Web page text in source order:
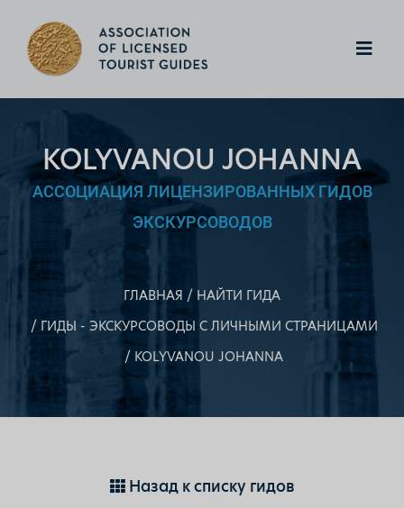
KOLYVANOU JOHANNA
АССОЦИАЦИЯ ЛИЦЕНЗИРОВАННЫХ ГИДОВ
ЭКСКУРСОВОДОВ
ГЛАВНАЯ
НАЙТИ ГИДА
ГИДЫ - ЭКСКУРСОВОДЫ С ЛИЧНЫМИ СТРАНИЦАМИ
KOLYVANOU JOHANNA
Назад к списку гидов